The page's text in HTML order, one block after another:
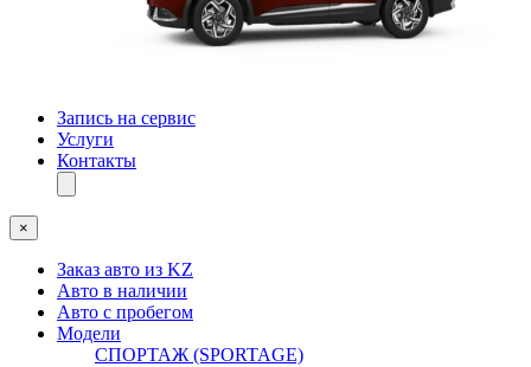
Запись на сервис
Услуги
Контакты
×
Заказ авто из KZ
Авто в наличии
Авто с пробегом
Модели
СПОРТАЖ (SPORTAGE)